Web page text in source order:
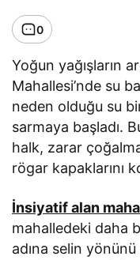
0
Yoğun yağışların
Mahallesi’nde su
neden olduğu su
sarmaya başladı.
halk, zarar
rögar kapaklarını
İnsiyatif alan
mahalledeki daha
adına selin